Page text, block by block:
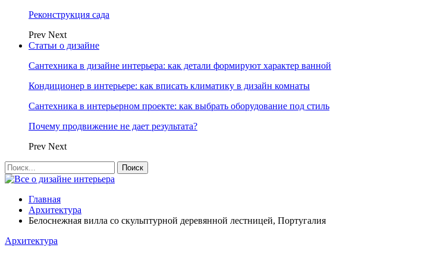
Реконструкция сада
Prev Next
Статьи о дизайне
Сантехника в дизайне интерьера: как детали формируют характер ванной
Кондиционер в интерьере: как вписать климатику в дизайн комнаты
Сантехника в интерьерном проекте: как выбрать оборудование под стиль
Почему продвижение не дает результата?
Prev Next
Главная
Архитектура
Белоснежная вилла со скульптурной деревянной лестницей, Португалия
Архитектура